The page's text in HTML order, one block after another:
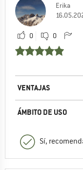
Erika
0 0
VENTAJAS
ÁMBITO DE USO
Sí,